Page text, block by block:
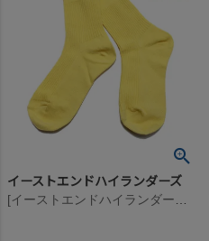
イーストエンドハイランダーズ